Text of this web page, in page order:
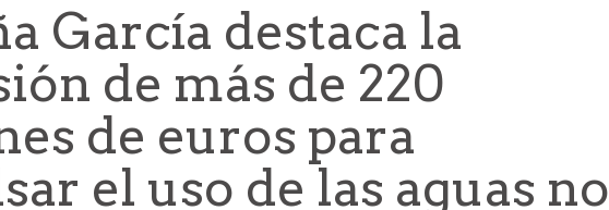
García destaca la
de más de 220
de euros para
el uso de las aguas no